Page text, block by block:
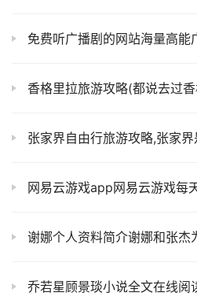
免费听广播剧的网站海量高能
香格里拉旅游攻略(都说去过
张家界自由行旅游攻略,张家界是哪个省
网易云游戏app网易云游戏每天免
谢娜个人资料简介谢娜和张杰
乔若星顾景琰小说全文在线阅读免费